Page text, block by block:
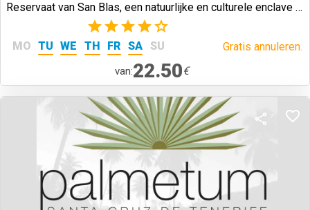
Reservaat van San Blas, een natuurlijke en culturele enclave in
het zuiden van Tenerife die geschiedenis, vulkanische
landschappen en biodiversiteit combineert.
(2)
MO TU WE TH FR SA SU Gratis annuleren.
van:22.50€